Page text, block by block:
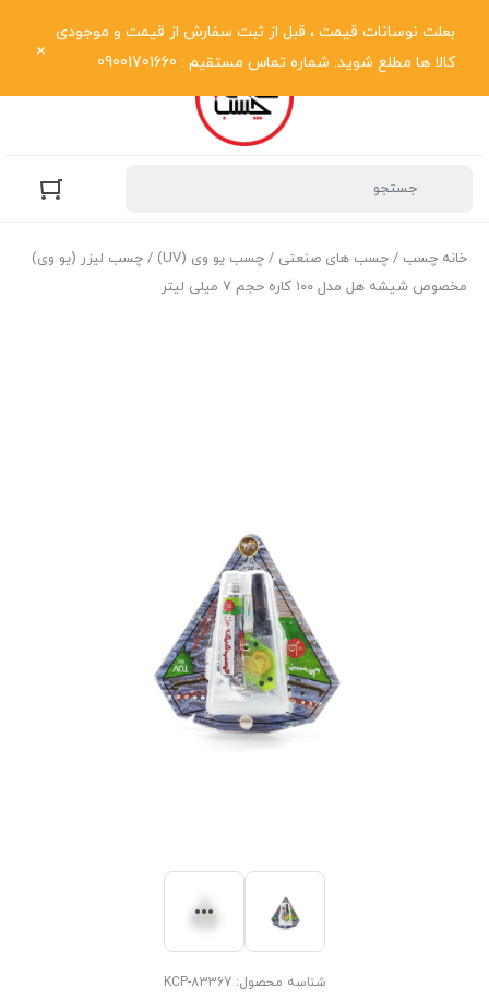
بعلت نوسانات قیمت ، قبل از ثبت سفارش از قیمت و موجودی
کالا ها مطلع شوید. شماره تماس مستقیم : 09001701660
خانه چسب / چسب های صنعتی / چسب یو وی (UV)
/ چسب لیزر (یو وی)
مخصوص شیشه هل مدل ۱۰۰ کاره حجم ۷ میلی لیتر
شناسه محصول:KCP-83367